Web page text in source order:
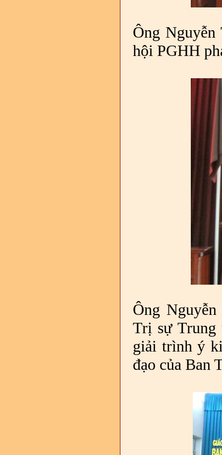
Ông
hội PGHH
Ông
Trị sự Trung
giải trình ý
đạo của Ban